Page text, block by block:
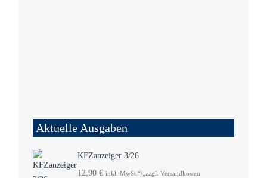
Aktuelle Ausgaben
KFZanzeiger 3/26
12,90 € inkl. MwSt.“/„zzgl. Versandkosten